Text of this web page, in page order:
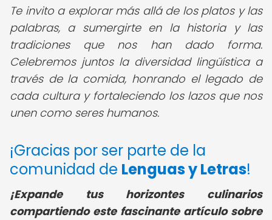
Te invito a explorar más allá de los platos y las
palabras, a sumergirte en la historia y las
tradiciones que nos han dado forma.
Celebremos juntos la diversidad lingüística a
través de la comida, honrando el legado de
cada cultura y fortaleciendo los lazos que nos
unen como seres humanos.
¡Gracias por ser parte de la
comunidad de Lenguas y Letras!
¡Expande tus horizontes culinarios
compartiendo este fascinante artículo sobre